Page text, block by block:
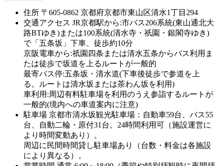
住所 〒605-0862 京都府京都市東山区清水1丁目294
交通アクセス JR京都駅から:市バス206系統(東山通北大
路BTゆき)または100系統(清水寺・祇園・銀閣寺ゆき)
で「五条坂」下車、徒歩約10分
京阪電車から:祇園四条または清水五条からバス利用ま
たは徒歩で坂道を上るルートが一般的
最寄バス停:五条坂・清水道(下車後徒歩で参道を上
る。ルートは清水坂または茶わん坂を利用)
車利用:周辺有料駐車場を利用のうえ参詣するルートが
一般的(境内への車道案内に注意)
駐車場 京都市清水坂観光駐車場：自動車59台、バス55
台、自動二輪・原付31台。24時間利用可（施設運営に
より時間変動あり）。
周辺に民間時間貸し駐車場あり（台数・料金は各施設
により異なる）。